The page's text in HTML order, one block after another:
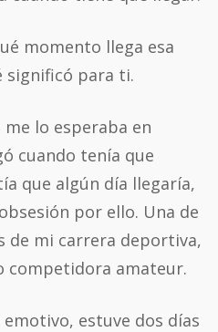
momento llega esa
significó para ti.
lo esperaba en
cuando tenía que
que algún día llegaría,
por ello. Una de
de mi carrera deportiva,
competidora amateur.
estuve dos días